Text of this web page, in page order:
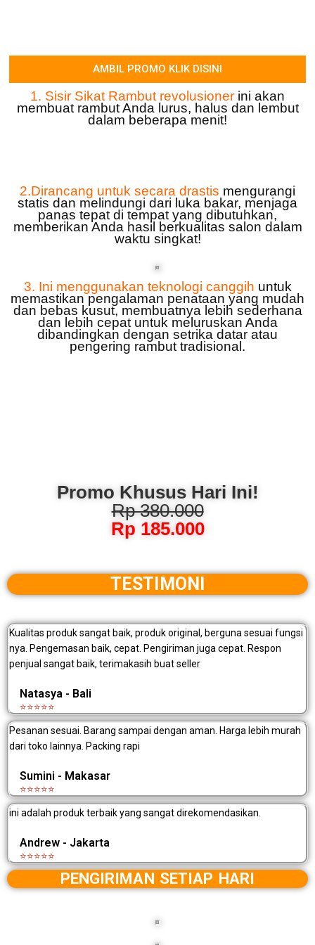
AMBIL PROMO KLIK DISINI
1. Sisir Sikat Rambut revolusioner ini akan
membuat rambut Anda lurus, halus dan lembut
dalam beberapa menit!
2.Dirancang untuk secara drastis mengurangi
statis dan melindungi dari luka bakar, menjaga
panas tepat di tempat yang dibutuhkan,
memberikan Anda hasil berkualitas salon dalam
waktu singkat!
3. Ini menggunakan teknologi canggih untuk
memastikan pengalaman penataan yang mudah
dan bebas kusut, membuatnya lebih sederhana
dan lebih cepat untuk meluruskan Anda
dibandingkan dengan setrika datar atau
pengering rambut tradisional.
Promo Khusus Hari Ini!
Rp 380.000
Rp 185.000
TESTIMONI
Kualitas produk sangat baik, produk original, berguna sesuai fungsi
nya. Pengemasan baik, cepat. Pengiriman juga cepat. Respon
penjual sangat baik, terimakasih buat seller
Natasya - Bali
⭐⭐⭐⭐⭐
Pesanan sesuai. Barang sampai dengan aman. Harga lebih murah
dari toko lainnya. Packing rapi
Sumini - Makasar
⭐⭐⭐⭐⭐
ini adalah produk terbaik yang sangat direkomendasikan.
Andrew - Jakarta
⭐⭐⭐⭐⭐
PENGIRIMAN SETIAP HARI